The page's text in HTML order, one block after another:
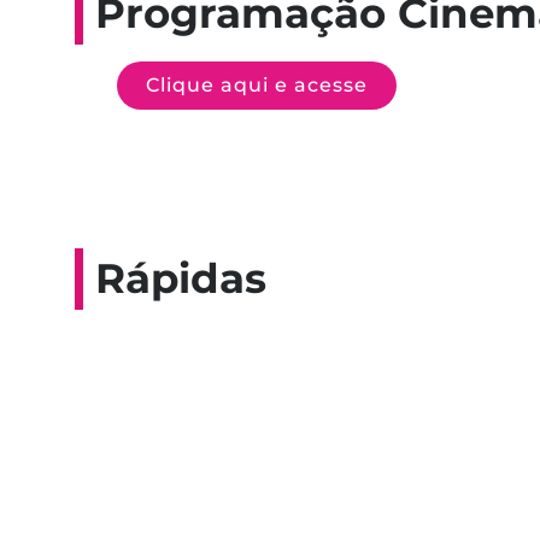
Programação
Clique aqui e acesse
Rápidas